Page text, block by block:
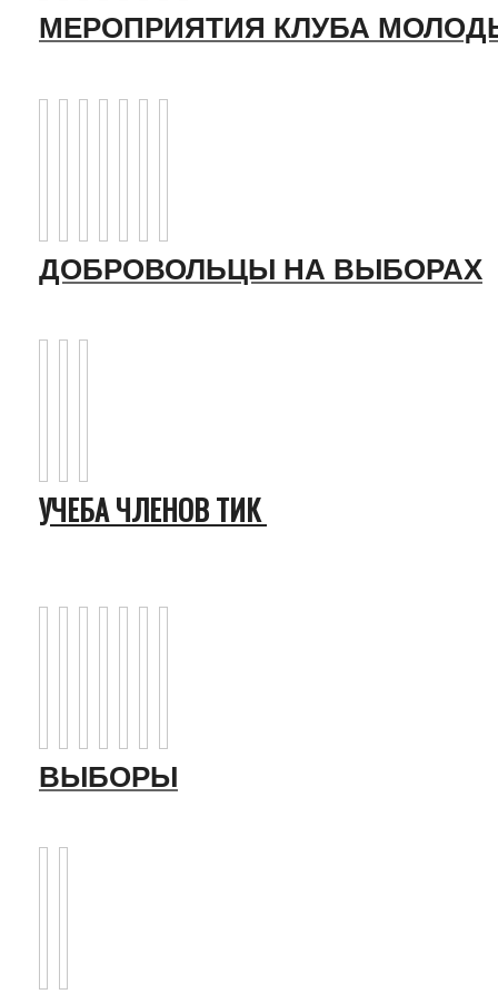
МЕРОПРИЯТИЯ КЛУБА
ДОБРОВОЛЬЦЫ НА ВЫБОРАХ
УЧЕБА ЧЛЕНОВ ТИК
ВЫБОРЫ